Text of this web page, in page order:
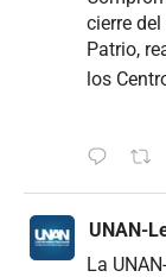
cierre
Patrio,
los
UNAN-
La